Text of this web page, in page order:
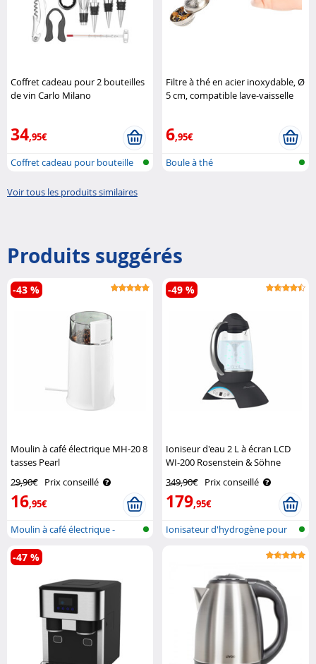
Coffret cadeau pour 2 bouteilles
de vin Carlo Milano
34,95€
Coffret cadeau pour bouteille
Filtre à thé en acier inoxydable, Ø
5 cm, compatible lave-vaisselle
6,95€
Boule à thé
Voir tous les produits similaires
Produits suggérés
Moulin à café électrique MH-20 8
tasses Pearl
29,90€ Prix conseillé
16,95€
-43 %
Moulin à café électrique -
broyeur ..
Ioniseur d'eau 2 L à écran LCD
WI-200 Rosenstein & Söhne
349,90€ Prix conseillé
179,95€
-49 %
Ionisateur d'hydrogène pour
-47 %